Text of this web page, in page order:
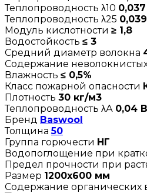
Теплопроводность λ10
Теплопроводность λ25
Модуль кислотности ≥ 1,8
Водостойкость ≤ 3
Средний диаметр волокна
Содержание
Влажность ≤ 0,5%
Класс пожарной опасности
Плотность 30 кг/м3
Теплопроводность λА 0,04
Бренд Baswool
Толщина50
Группа горючести НГ
Водопоглощение при
Предел прочности при
Размер 1200х600 мм
Содержание органических